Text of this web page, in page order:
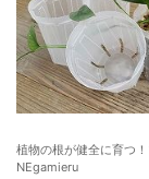
植物の根が健全に育つ
NEgamieru